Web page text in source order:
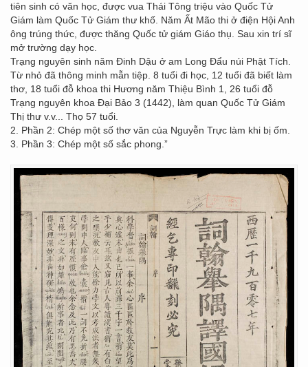
tiên sinh có văn học, được vua Thái Tông triệu vào Quốc Tử
Giám làm Quốc Tử Giám thư khố. Năm Ất Mão thi ở điện Hội Anh
ông trúng thức, được thăng Quốc tử giám Giáo thụ. Sau xin trí sĩ
mở trường dạy học.
Trạng nguyên sinh năm Đinh Dậu ở am Long Đẩu núi Phật Tích.
Từ nhỏ đã thông minh mẫn tiệp. 8 tuổi đi học, 12 tuổi đã biết làm
thơ, 18 tuổi đỗ khoa thi Hương năm Thiệu Bình 1, 26 tuổi đỗ
Trạng nguyên khoa Đại Bảo 3 (1442), làm quan Quốc Tử Giám
Thị thư v.v... Thọ 57 tuổi.
2. Phần 2: Chép một số thơ văn của Nguyễn Trực làm khi bị ốm.
3. Phần 3: Chép một số sắc phong.”